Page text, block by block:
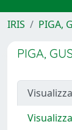
IRIS PIGA,
PIGA,